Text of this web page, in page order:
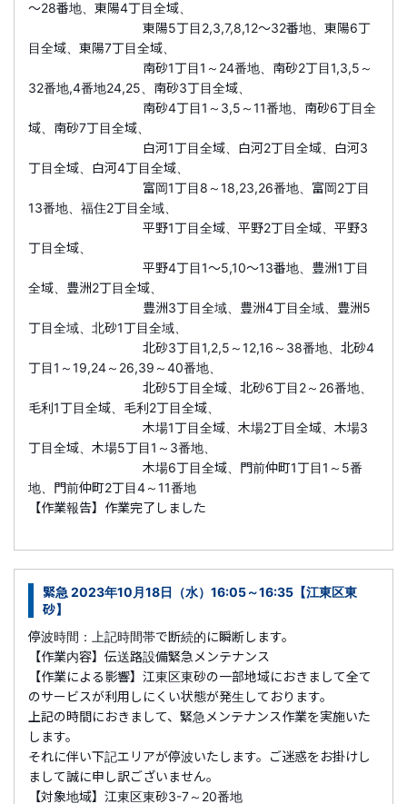
～28番地、東陽4丁目全域、
東陽5丁目2,3,7,8,12～32番地、東陽6丁
目全域、東陽7丁目全域、
南砂1丁目1～24番地、南砂2丁目1,3,5～
32番地,4番地24,25、南砂3丁目全域、
南砂4丁目1～3,5～11番地、南砂6丁目全
域、南砂7丁目全域、
白河1丁目全域、白河2丁目全域、白河3
丁目全域、白河4丁目全域、
富岡1丁目8～18,23,26番地、富岡2丁目
13番地、福住2丁目全域、
平野1丁目全域、平野2丁目全域、平野3
丁目全域、
平野4丁目1～5,10～13番地、豊洲1丁目
全域、豊洲2丁目全域、
豊洲3丁目全域、豊洲4丁目全域、豊洲5
丁目全域、北砂1丁目全域、
北砂3丁目1,2,5～12,16～38番地、北砂4
丁目1～19,24～26,39～40番地、
北砂5丁目全域、北砂6丁目2～26番地、
毛利1丁目全域、毛利2丁目全域、
木場1丁目全域、木場2丁目全域、木場3
丁目全域、木場5丁目1～3番地、
木場6丁目全域、門前仲町1丁目1～5番
地、門前仲町2丁目4～11番地
【作業報告】作業完了しました
緊急 2023年10月18日（水）16:05～16:35【江東区東
砂】
停波時間：上記時間帯で断続的に瞬断します。
【作業内容】伝送路設備緊急メンテナンス
【作業による影響】江東区東砂の一部地域におきまして全て
のサービスが利用しにくい状態が発生しております。
上記の時間におきまして、緊急メンテナンス作業を実施いた
します。
それに伴い下記エリアが停波いたします。ご迷惑をお掛けし
まして誠に申し訳ございません。
【対象地域】江東区東砂3-7～20番地